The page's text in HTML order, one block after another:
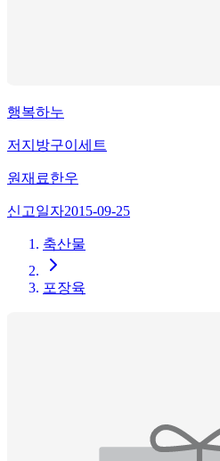
행복하누
저지방구이세트
원재료한우
신고일자2015-09-25
축산물
포장육